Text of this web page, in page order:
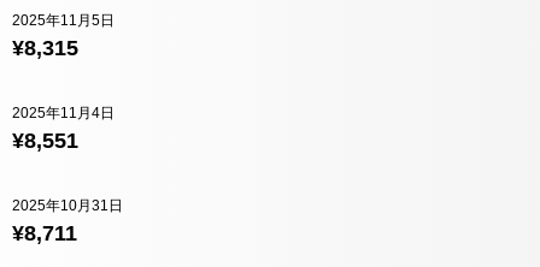
¥8,315
2025年11月5日
¥8,551
2025年11月4日
¥8,711
2025年10月31日